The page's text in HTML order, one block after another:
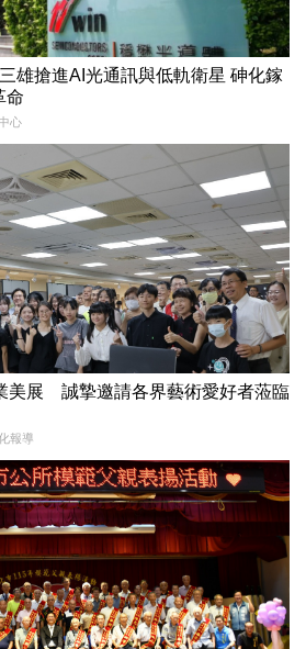
雄搶進AI光通訊與低軌衛星 砷化鎵
命
心
美展 誠摯邀請各界藝術愛好者蒞臨
報導